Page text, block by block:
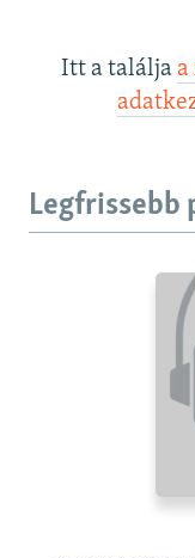
Itt a találja
Legfrissebb